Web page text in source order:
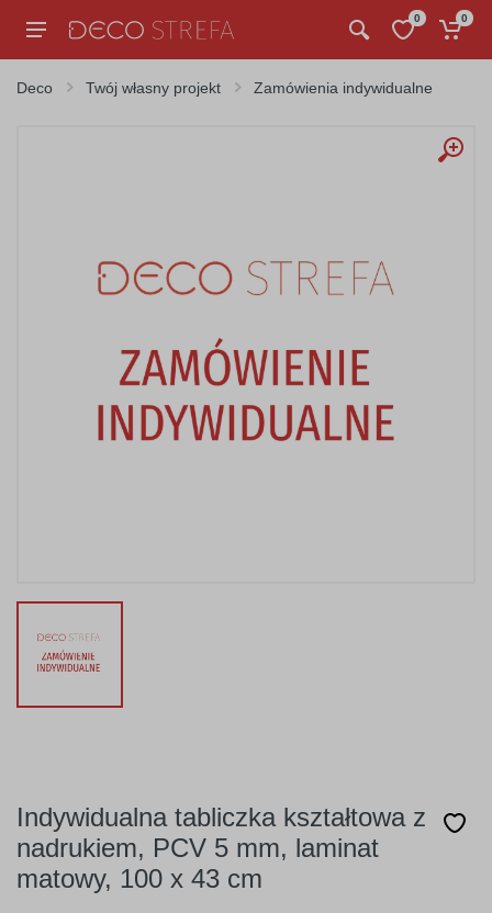
0 0
Deco Twój własny projekt Zamówienia indywidualne
Indywidualna tabliczka kształtowa z
nadrukiem, PCV 5 mm, laminat
matowy, 100 x 43 cm